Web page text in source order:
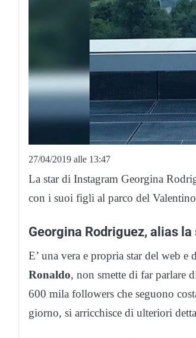
27/04/2019 alle 13:47
La star di Instagram Georgina
con i suoi figli al parco del
Georgina Rodriguez, alias
E’ una vera e propria star del web e
Ronaldo, non smette di far parlare
600 mila followers che seguono
giorno, si arricchisce di ulteriori